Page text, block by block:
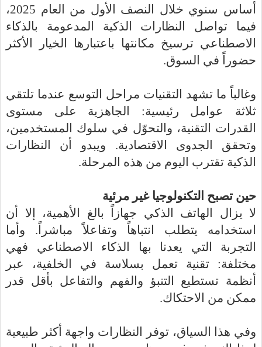
أساس سنوي خلال النصف الأول من العام 2025،
فيما تواصل النظارات الذكية المدعومة بالذكاء
الاصطناعي ترسيخ مكانتها باعتبارها الخيار الأكثر
حضوراً في السوق.
وغالباً ما تشهد التقنيات مراحل التوسع عندما تلتقي
ثلاثة عوامل رئيسية: الجاهزية على مستوى
القدرات التقنية، والتحوّل في سلوك المستخدمين،
وتحقق الجدوى الاقتصادية. ويبدو أن النظارات
الذكية تقترب اليوم من هذه المرحلة.
حين تصبح التكنولوجيا غير مرئية
لا يزال الهاتف الذكي جهازاً بالغ الأهمية، إلا أن
استخدامه يتطلب انتباهاً وتفاعلاً مباشراً. وأما
التجربة التي يعدنا بها الذكاء الاصطناعي فهي
مختلفة: تقنية تعمل بسلاسة في الخلفية، عبر
أنظمة تستطيع التنبؤ والفهم والتفاعل بأقل قدر
ممكن من الاحتكاك.
وفي هذا السياق، توفر النظارات واجهة أكثر طبيعية